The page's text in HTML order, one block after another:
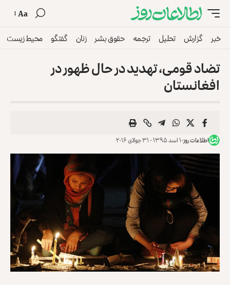
Aa
خبر گزارش تحلیل ترجمه حقوق بشر زنان گفتگو محیط زیست
تضاد قومی، تهدید در حال ظهور در
افغانستان
اطلاعات روز۱۰ اسد ۱۳۹۵ - ۳۱ جولای ۲۰۱۶